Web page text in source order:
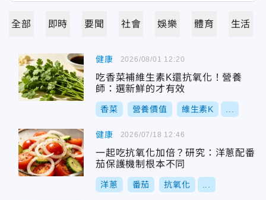
全部 即時 要聞 社會 娛樂 體育 生活
健康
吃香菜補維生素K還抗氧化！營養
師：選新鮮的才有效
香菜 營養價值 維生素K
2026/08/01 12:20
健康
一起吃抗氧化加倍？研究：洋蔥配番
茄保護機制根本不同
洋蔥 番茄 抗氧化
2026/07/18 12:46